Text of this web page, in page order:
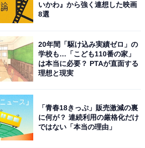
鬼滅の刃」竈門炭治郎 立志編
ま なかこ プロフィール
身のフリーランスエディター。編
いかわ』から強く連想した映画
8選
20年間「駆け込み実績ゼロ」の
学校も…「こども110番の家」
は本当に必要？ PTAが直面する
理想と現実
「青春18きっぷ」販売激減の裏
に何が？ 連続利用の厳格化だけ
ではない「本当の理由」